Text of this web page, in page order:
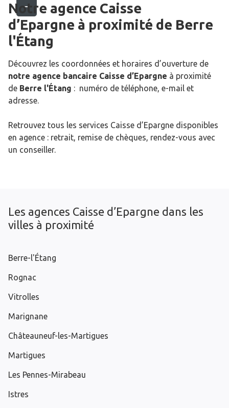
Notre agence Caisse
d’Epargne à proximité de Berre
l'Étang
Découvrez les coordonnées et horaires d’ouverture de
notre agence bancaire Caisse d’Epargne à proximité
de Berre l'Étang : numéro de téléphone, e-mail et
adresse.
Retrouvez tous les services Caisse d’Epargne disponibles
en agence : retrait, remise de chèques, rendez-vous avec
un conseiller.
Les agences Caisse d’Epargne dans les
villes à proximité
Berre-l'Étang
Rognac
Vitrolles
Marignane
Châteauneuf-les-Martigues
Martigues
Les Pennes-Mirabeau
Istres